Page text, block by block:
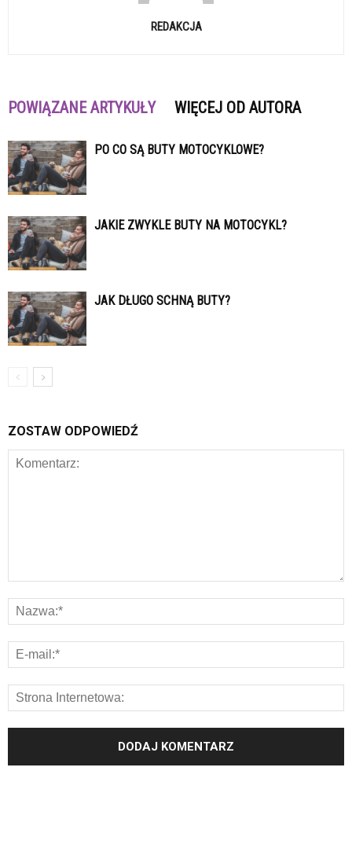
REDAKCJA
POWIĄZANE ARTYKUŁY WIĘCEJ OD AUTORA
PO CO SĄ BUTY MOTOCYKLOWE?
JAKIE ZWYKLE BUTY NA MOTOCYKL?
JAK DŁUGO SCHNĄ BUTY?
ZOSTAW ODPOWIEDŹ